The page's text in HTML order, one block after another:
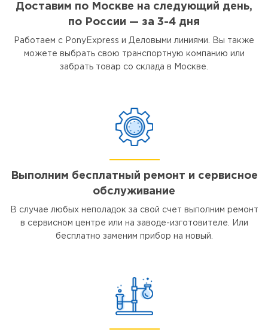
Доставим по Москве на следующий день,
по России — за 3-4 дня
Работаем с PonyExpress и Деловыми линиями. Вы также
можете выбрать свою транспортную компанию или
забрать товар со склада в Москве.
Выполним бесплатный ремонт и сервисное
обслуживание
В случае любых неполадок за свой счет выполним ремонт
в сервисном центре или на заводе-изготовителе. Или
бесплатно заменим прибор на новый.